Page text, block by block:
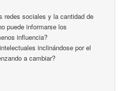
redes sociales y la cantidad de
puede informarse los
influencia?
inclinándose por el
a cambiar?